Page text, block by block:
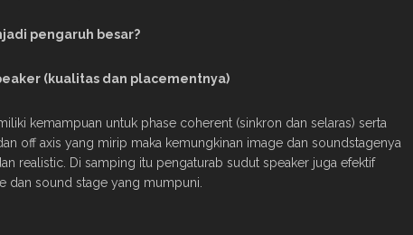
pengaruh besar?
(kualitas dan placementnya)
kemampuan untuk phase coherent (sinkron dan selaras) serta
off axis yang mirip maka kemungkinan image dan soundstagenya
realistic. Di samping itu pengaturab sudut speaker juga efektif
dan sound stage yang mumpuni.